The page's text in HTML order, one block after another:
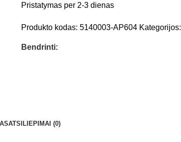
Pristatymas per 2-3 dienas
Produkto kodas: 5140003-AP604 Kategorijos:
Bendrinti:
ATSILIEPIMAI (0)